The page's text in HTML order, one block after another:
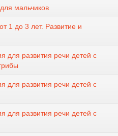
мальчиков
1 до 3 лет. Развитие и
для развития речи детей с
для развития речи детей с
для развития речи детей с